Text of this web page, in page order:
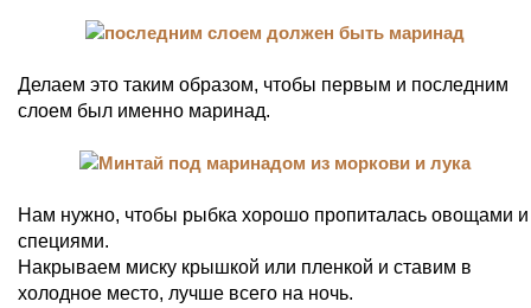
Делаем это таким образом, чтобы первым и последним
слоем был именно маринад.
Нам нужно, чтобы рыбка хорошо пропиталась овощами и
специями.
Накрываем миску крышкой или пленкой и ставим в
холодное место, лучше всего на ночь.